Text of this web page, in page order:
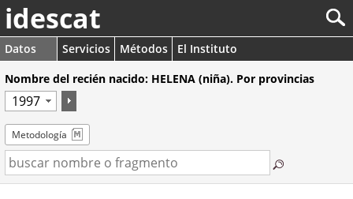
idescat
Datos Servicios Métodos
El Instituto
Nombre del recién nacido: HELENA (niña). Por provincias
Metodología